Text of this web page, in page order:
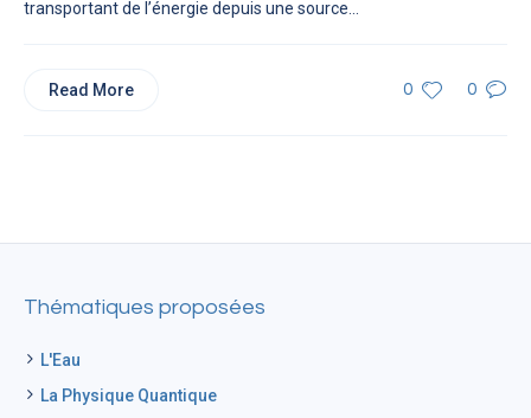
transportant de l’énergie depuis une source...
0 0
Read More
Thématiques proposées
L'Eau
La Physique Quantique